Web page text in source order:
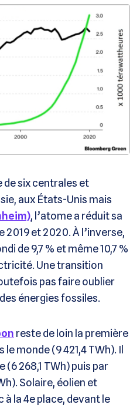
six centrales et
aux États-Unis mais
, l’atome a réduit sa
2019 et 2020. À l’inverse,
de 9,7 % et même 10,7 %
Une transition
pas faire oublier
énergies fossiles.
reste de loin la première
monde (9 421,4 TWh). Il
(6 268,1 TWh) puis par
Solaire, éolien et
la 4e place, devant le